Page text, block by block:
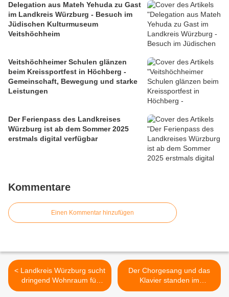
Delegation aus Mateh Yehuda zu Gast
im Landkreis Würzburg - Besuch im
Jüdischen Kulturmuseum
Veitshöchheim
Veitshöchheimer Schulen glänzen
beim Kreissportfest in Höchberg -
Gemeinschaft, Bewegung und starke
Leistungen
Der Ferienpass des Landkreises
Würzburg ist ab dem Sommer 2025
erstmals digital verfügbar
Kommentare
Einen Kommentar hinzufügen
< Landkreis Würzburg sucht
dringend Wohnraum für
Unterbringung von
Der Chorgesang und das
Klavier standen im
Mittelpunkt der "Musik zum